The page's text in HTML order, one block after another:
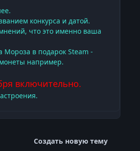
конкурса и датой.
что это именно ваша
Мороза в подарок Steam -
например.
включительно.
Создать новую тему